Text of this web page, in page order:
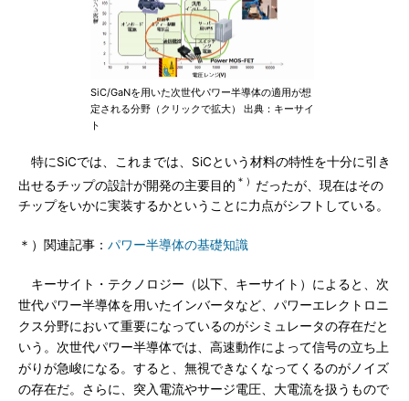
SiC/GaNを用いた次世代パワー半導体の適用が想
定される分野（クリックで拡大） 出典：キーサイ
ト
特にSiCでは、これまでは、SiCという材料の特性を十分に引き
出せるチップの設計が開発の主要目的 ＊） だったが、現在はその
チップをいかに実装するかということに力点がシフトしている。
＊）関連記事： パワー半導体の基礎知識
キーサイト・テクノロジー（以下、キーサイト）によると、次
世代パワー半導体を用いたインバータなど、パワーエレクトロニ
クス分野において重要になっているのがシミュレータの存在だと
いう。次世代パワー半導体では、高速動作によって信号の立ち上
がりが急峻になる。すると、無視できなくなってくるのがノイズ
の存在だ。さらに、突入電流やサージ電圧、大電流を扱うもので